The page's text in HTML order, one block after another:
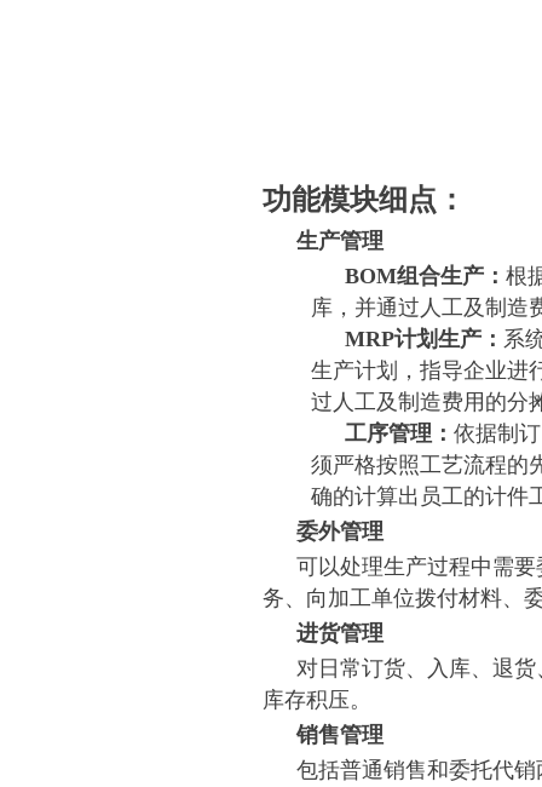
功能模块细点：
生产管理
BOM组合生产： 根
库，并通过人工及制造
MRP计划生产： 系
生产计划，指导企业进
过人工及制造费用的分
工序管理： 依据制
须严格按照工艺流程的
确的计算出员工的计件
委外管理
可以处理生产过程中需
务、向加工单位拨付材料、
进货管理
对日常订货、入库、退
库存积压。
销售管理
包括普通销售和委托代